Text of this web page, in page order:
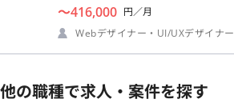
〜416,000 円／月
Webデザイナー・UI/UXデザイナー
他の職種で求人・案件を探す